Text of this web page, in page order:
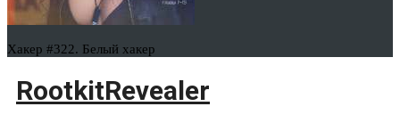
Хакер #322. Белый хакер
RootkitRevealer